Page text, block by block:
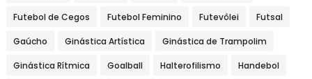
Futebol de Cegos Futebol Feminino Futevôlei Futsal
Gaúcho Ginástica Artística Ginástica de Trampolim
Ginástica Rítmica Goalball Halterofilismo Handebol